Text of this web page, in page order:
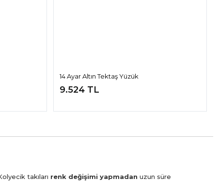
14 Ayar Altın Tektaş Yüzük
9.524 TL
takıları renk değişimi yapmadan uzun süre